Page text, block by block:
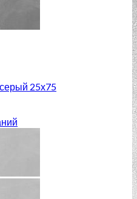
25х75